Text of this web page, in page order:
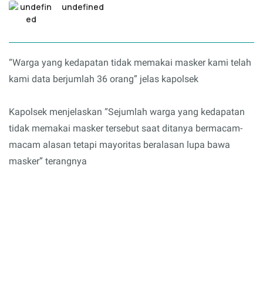
undefined
“Warga yang kedapatan tidak memakai masker kami telah
kami data berjumlah 36 orang” jelas kapolsek
Kapolsek menjelaskan “Sejumlah warga yang kedapatan
tidak memakai masker tersebut saat ditanya bermacam-
macam alasan tetapi mayoritas beralasan lupa bawa
masker” terangnya